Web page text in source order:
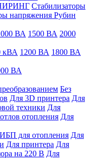
Стабилизаторы
напряжения Рубин
ВА 1500 ВА 2000
кВА 1200 ВА 1800 ВА
ВА
Без
Для 3D принтера Для
техники Для
отопления Для
ИБП для отопления Для
Для принтера Для
на 220 В Для